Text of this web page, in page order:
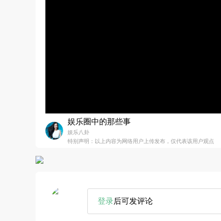
娱乐圈中的那些事
娱乐八卦
特别声明：以上内容为网络用户上传发布，仅代表该用户观点
登录后可发评论